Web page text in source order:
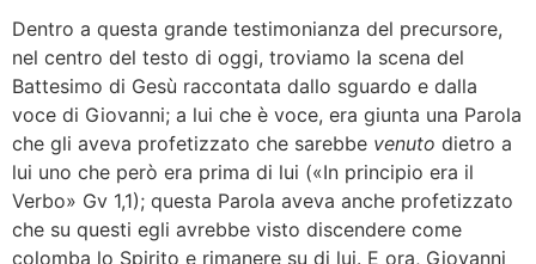
Dentro a questa grande testimonianza del precursore,
nel centro del testo di oggi, troviamo la scena del
Battesimo di Gesù raccontata dallo sguardo e dalla
voce di Giovanni; a lui che è voce, era giunta una Parola
che gli aveva profetizzato che sarebbe venuto dietro a
lui uno che però era prima di lui («In principio era il
Verbo» Gv 1,1); questa Parola aveva anche profetizzato
che su questi egli avrebbe visto discendere come
colomba lo Spirito e rimanere su di lui. E ora, Giovanni